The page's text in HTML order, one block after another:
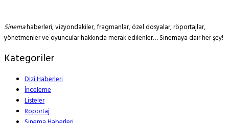
Sinemahaberleri, vizyondakiler, fragmanlar, özel dosyalar, röportajlar,
yönetmenler ve oyuncular hakkında merak edilenler… Sinemaya dair her şey!
Kategoriler
Dizi Haberleri
İnceleme
Listeler
Röportaj